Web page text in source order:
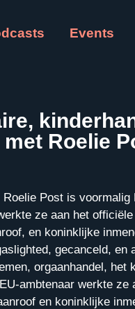
Events
Roelie
Post is
ze aan het
en koninklijke
gecanceld, en
orgaanhandel, het
ambtenaar werkte
en koninklijke